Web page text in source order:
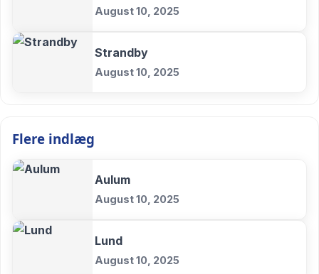
August 10, 2025
Strandby
August 10, 2025
Flere indlæg
Aulum
August 10, 2025
Lund
August 10, 2025